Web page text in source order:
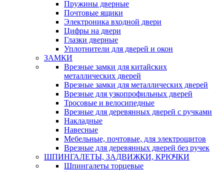
Пружины дверные
Почтовые ящики
Электроника входной двери
Цифры на двери
Глазки дверные
Уплотнители для дверей и окон
ЗАМКИ
Врезные замки для китайских
металлических дверей
Врезные замки для металлических дверей
Врезные для узкопрофильных дверей
Тросовые и велосипедные
Врезные для деревянных дверей с ручками
Накладные
Навесные
Мебельные, почтовые, для электрощитов
Врезные для деревянных дверей без ручек
ШПИНГАЛЕТЫ, ЗАДВИЖКИ, КРЮЧКИ
Шпингалеты торцевые